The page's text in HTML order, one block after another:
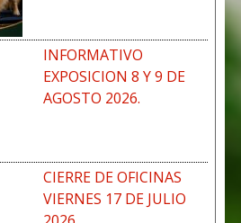
INFORMATIVO
EXPOSICION 8 Y 9 DE
AGOSTO 2026.
CIERRE DE OFICINAS
VIERNES 17 DE JULIO